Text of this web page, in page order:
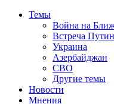
Темы
Война на
Встреча
Украина
Азербайджан
СВО
Другие темы
Новости
Мнения